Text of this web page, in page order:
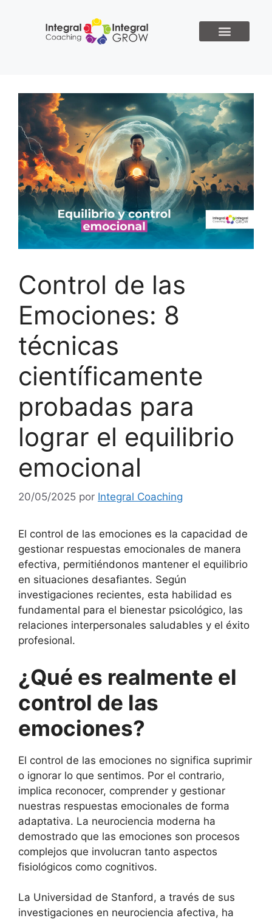
Control de las
Emociones: 8
técnicas
científicamente
probadas para
lograr el equilibrio
emocional
20/05/2025 por Integral Coaching
El control de las emociones es la capacidad de
gestionar respuestas emocionales de manera
efectiva, permitiéndonos mantener el equilibrio
en situaciones desafiantes. Según
investigaciones recientes, esta habilidad es
fundamental para el bienestar psicológico, las
relaciones interpersonales saludables y el éxito
profesional.
¿Qué es realmente el
control de las
emociones?
El control de las emociones no significa suprimir
o ignorar lo que sentimos. Por el contrario,
implica reconocer, comprender y gestionar
nuestras respuestas emocionales de forma
adaptativa. La neurociencia moderna ha
demostrado que las emociones son procesos
complejos que involucran tanto aspectos
fisiológicos como cognitivos.
La Universidad de Stanford, a través de sus
investigaciones en neurociencia afectiva, ha